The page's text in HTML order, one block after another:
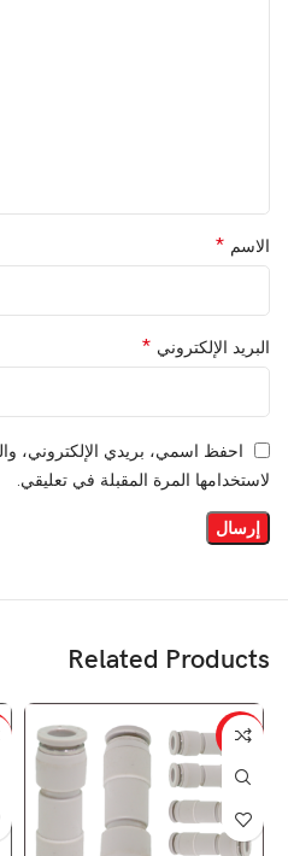
الاسم *
البريد الإلكتروني *
احفظ اسمي، بريدي الإلكتروني،
لاستخدامها المرة المقبلة في تعليقي.
Related Products
-13%